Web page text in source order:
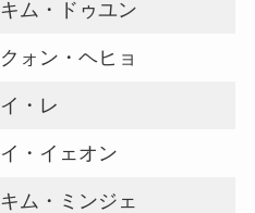
キム・ドゥユン
クォン・ヘヒョ
イ・レ
イ・イェオン
キム・ミンジェ